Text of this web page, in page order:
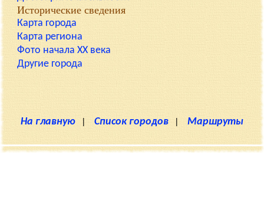
Исторические сведения
Карта города
Карта региона
Фото начала XX века
Другие города
На главную | Список городов| Маршруты